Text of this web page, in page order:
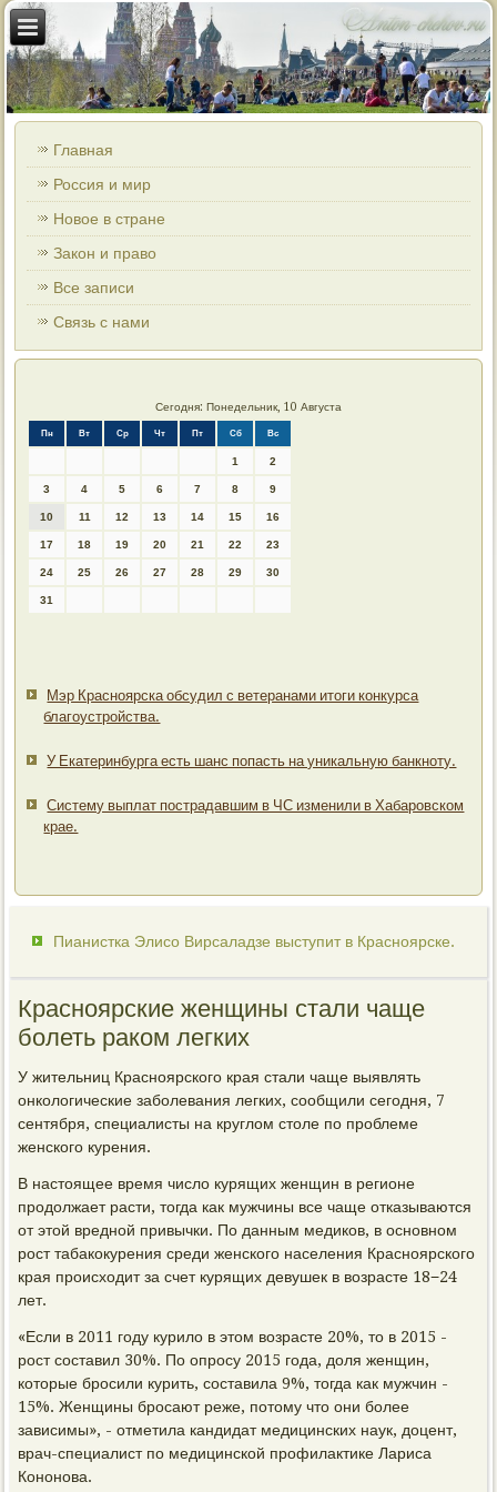
Главная
Россия и мир
Новое в стране
Закон и право
Все записи
Связь с нами
Сегодня: Понедельник, 10 Августа
Пн Вт Ср Чт Пт Сб Вс
1 2
3 4 5 6 7 8 9
10 11 12 13 14 15 16
17 18 19 20 21 22 23
24 25 26 27 28 29 30
31
Мэр Красноярска обсудил с ветеранами итоги конкурса
благоустройства.
У Екатеринбурга есть шанс попасть на уникальную банкноту.
Систему выплат пострадавшим в ЧС изменили в Хабаровском
крае.
Пианистка Элисо Вирсаладзе выступит в Красноярске.
Красноярские женщины стали чаще
болеть раком легких
У жительниц Красноярского края стали чаще выявлять
онкологические заболевания легких, сообщили сегодня, 7
сентября, специалисты на круглом столе по проблеме
женского курения.
В настоящее время число курящих женщин в регионе
продолжает расти, тогда как мужчины все чаще отказываются
от этой вредной привычки. По данным медиков, в основном
рост табакокурения среди женского населения Красноярского
края происходит за счет курящих девушек в возрасте 18−24
лет.
«Если в 2011 году курило в этом возрасте 20%, то в 2015 -
рост составил 30%. По опросу 2015 года, доля женщин,
которые бросили курить, составила 9%, тогда как мужчин -
15%. Женщины бросают реже, потому что они более
зависимы», - отметила кандидат медицинских наук, доцент,
врач-специалист по медицинской профилактике Лариса
Кононова.